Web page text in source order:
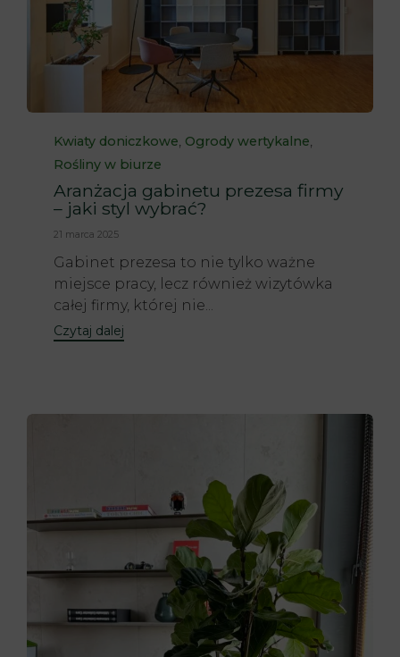
Category
Kwiaty doniczkowe, Ogrody wertykalne,
Rośliny w biurze
Aranżacja gabinetu prezesa firmy
– jaki styl wybrać?
21 marca 2025
Gabinet prezesa to nie tylko ważne
miejsce pracy, lecz również wizytówka
całej firmy, której nie...
Czytaj dalej